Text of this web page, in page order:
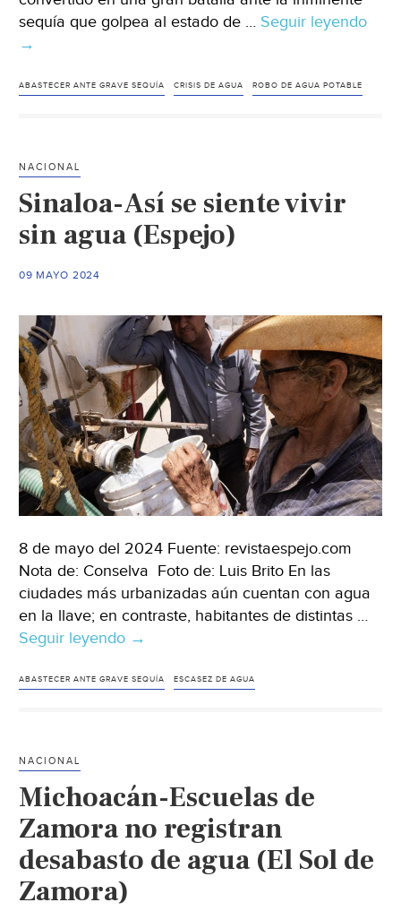
sequía que golpea al estado de … Seguir leyendo
→
ABASTECER ANTE GRAVE SEQUÍA CRISIS DE AGUA ROBO DE AGUA POTABLE
NACIONAL
Sinaloa-Así se siente vivir
sin agua (Espejo)
09 MAYO 2024
8 de mayo del 2024 Fuente: revistaespejo.com
Nota de: Conselva Foto de: Luis Brito En las
ciudades más urbanizadas aún cuentan con agua
en la llave; en contraste, habitantes de distintas …
Seguir leyendo Sinaloa-
se
(Espejo)
→
ABASTECER ANTE GRAVE SEQUÍA ESCASEZ DE AGUA
NACIONAL
Michoacán-Escuelas de
Zamora no registran
desabasto de agua (El Sol de
Zamora)